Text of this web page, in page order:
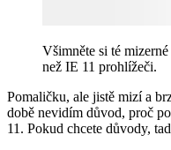
Všimněte si té
než IE 11 prohlížeči.
Pomaličku, ale jistě mizí a
době nevidím důvod, proč
11. Pokud chcete důvody,